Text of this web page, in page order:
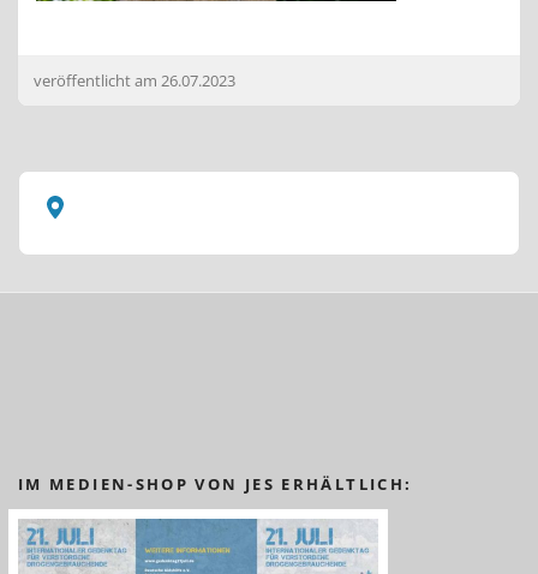
veröffentlicht am 26.07.2023
IM MEDIEN-SHOP VON JES ERHÄLTLICH: